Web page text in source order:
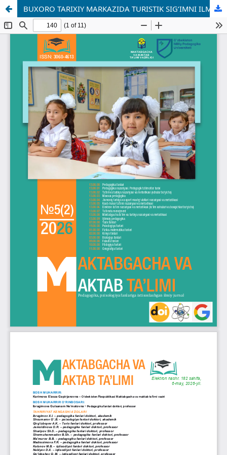
BUXORO TARIXIY MARKAZIDA TURISTIK SIG‘IMNI ILMIY ASOSDA BOSHQARISH: KOʻKALDOSH MADRASASI TAJRIBASI